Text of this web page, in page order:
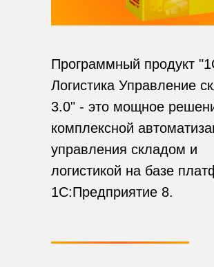
Программный продукт
Логистика Управление
3.0" - это мощное
комплексной
управления складом и
логистикой на базе
1С:Предприятие 8.